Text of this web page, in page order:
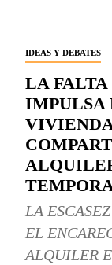
IDEAS Y DEBATES
LA FALTA
IMPULSA
LA
EL
ALQUILER